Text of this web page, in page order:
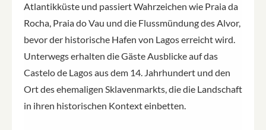
Atlantikküste und passiert Wahrzeichen wie Praia da
Rocha, Praia do Vau und die Flussmündung des Alvor,
bevor der historische Hafen von Lagos erreicht wird.
Unterwegs erhalten die Gäste Ausblicke auf das
Castelo de Lagos aus dem 14. Jahrhundert und den
Ort des ehemaligen Sklavenmarkts, die die Landschaft
in ihren historischen Kontext einbetten.